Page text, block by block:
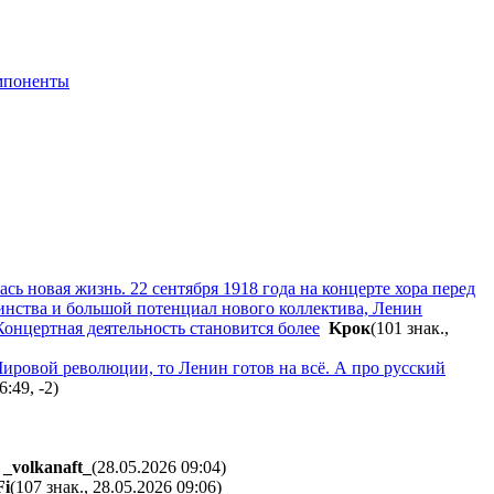
жизнь. 22 сентября 1918 года на концерте хора перед
и большой потенциал нового коллектива, Ленин
деятельность становится более Kpoк(101 знак.,
революции, то Ленин готов на всё. А про русский
, -2)
_volkanaft_ (28.05.2026 09:04)
(107 знак., 28.05.2026 09:06)